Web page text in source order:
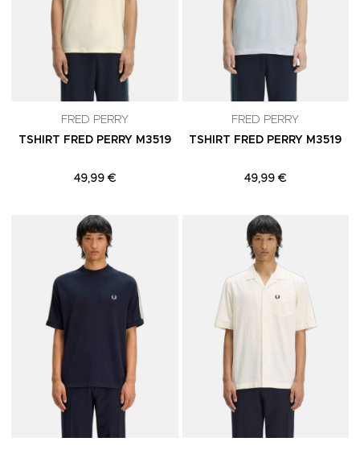
FRED PERRY
TSHIRT FRED PERRY M3519
49,99 €
FRED PERRY
TSHIRT FRED PERRY M3519
49,99 €
Adicionar aos Favoritos